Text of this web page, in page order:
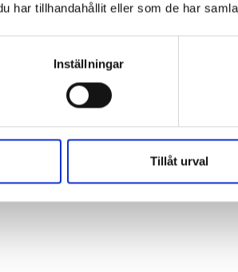
har tillhandahållit eller som de har
Inställningar
Tillåt urval